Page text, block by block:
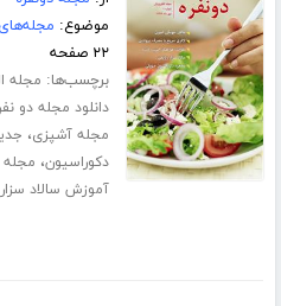
موضوع:
۲۲ صفحه
برچسب‌ها: مجله
دانلود مجله دو
مجله آشپزی،
دکوراسیون، مجله
آموزش سالاد سزار